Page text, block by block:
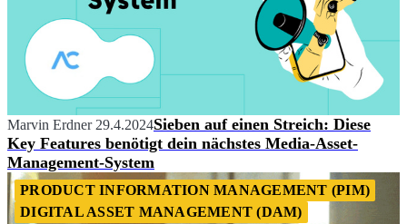
Marvin Erdner 29.4.2024Sieben auf einen Streich: Diese
Key Features benötigt dein nächstes Media-Asset-
Management-System
PRODUCT INFORMATION MANAGEMENT (PIM)
DIGITAL ASSET MANAGEMENT (DAM)